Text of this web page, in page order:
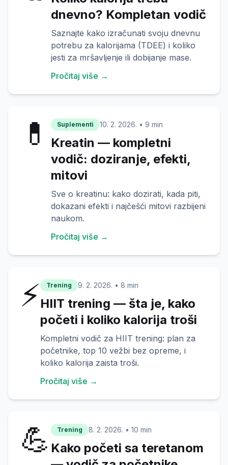
dnevno? Kompletan vodič
Saznajte kako izračunati svoju dnevnu
potrebu za kalorijama (TDEE) i koliko
jesti za mršavljenje ili dobijanje mase.
Pročitaj više →
💊 Suplementi 10. 2. 2026. • 9 min
Kreatin — kompletni
vodič: doziranje, efekti,
mitovi
Sve o kreatinu: kako dozirati, kada piti,
dokazani efekti i najčešći mitovi razbijeni
naukom.
Pročitaj više →
⚡ Trening 9. 2. 2026. • 8 min
HIIT trening — šta je, kako
početi i koliko kalorija troši
Kompletni vodič za HIIT trening: plan za
početnike, top 10 vežbi bez opreme, i
koliko kalorija zaista troši.
Pročitaj više →
💪 Trening 8. 2. 2026. • 10 min
Kako početi sa teretanom